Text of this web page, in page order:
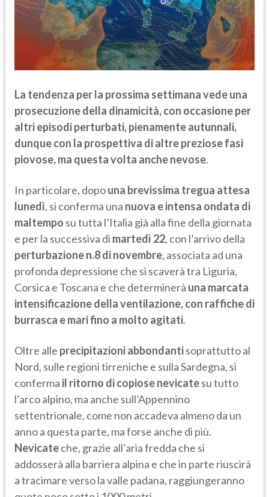
La tendenza per la prossima settimana vede una
prosecuzione della dinamicità, con occasione per
altri episodi perturbati, pienamente autunnali,
dunque con la prospettiva di altre preziose fasi
piovose, ma questa volta anche nevose.
In particolare, dopouna brevissima tregua attesa
lunedì, si conferma una nuova e intensa ondata di
maltempo su tutta l’Italia già alla fine della giornata
e per la successiva di martedì 22, con l’arrivo della
perturbazione n.8 di novembre, associata ad una
profonda depressione che si scaverà tra Liguria,
Corsica e Toscana e che determinerà una marcata
intensificazione della ventilazione, con raffiche di
burrasca e mari fino a molto agitati.
Oltre alle precipitazioni abbondantisoprattutto al
Nord, sulle regioni tirreniche e sulla Sardegna, si
conferma il ritorno di copiose nevicatesu tutto
l’arco alpino, ma anche sull’Appennino
settentrionale, come non accadeva almeno da un
anno a questa parte, ma forse anche di più.
Nevicateche, grazie all’aria fredda che si
addosserà alla barriera alpina e che in parte riuscirà
a tracimare verso la valle padana, raggiungeranno